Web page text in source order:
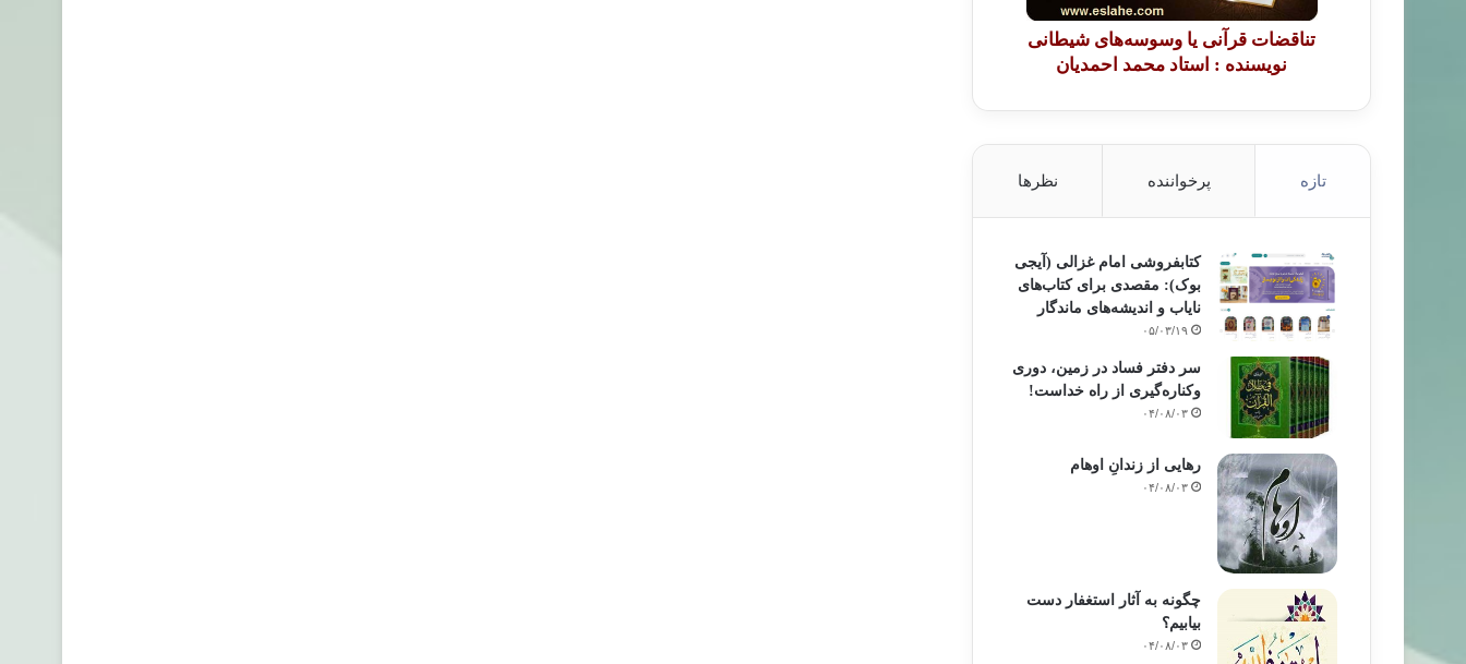
تناقضات قرآنی یا وسوسه‌های شیطانی
نویسنده : استاد محمد احمدیان
تازه پرخواننده نظرها
کتابفروشی امام غزالی (آیجی
بوک): مقصدی برای کتاب‌های
نایاب و اندیشه‌های ماندگار
۰۵/۰۳/۱۹
سر دفتر فساد در زمین‌، دوری
وکناره‌گیری از راه خداست‌!
۰۴/۰۸/۰۳
رهایی از زندانِ اوهام
۰۴/۰۸/۰۳
چگونه به آثار استغفار دست
بیابیم؟
۰۴/۰۸/۰۳